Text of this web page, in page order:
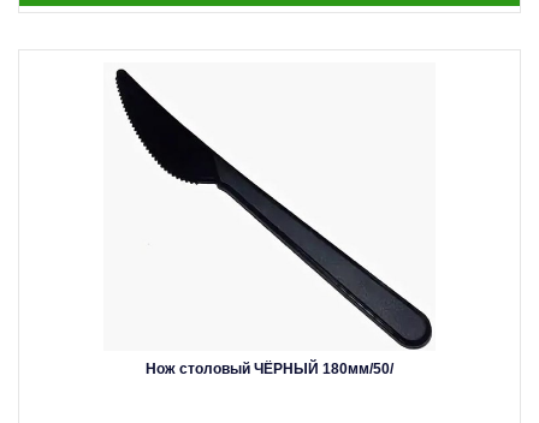
Нож столовый ЧЁРНЫЙ 180мм/50/